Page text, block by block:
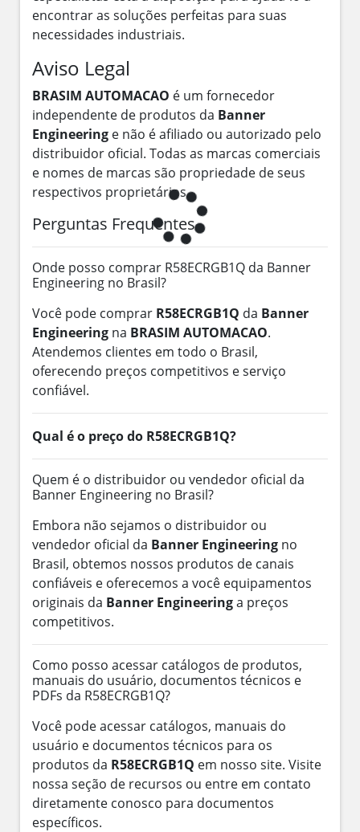
encontrar as soluções perfeitas para suas
necessidades industriais.
Aviso Legal
BRASIM AUTOMACAO é um fornecedor
independente de produtos da Banner
Engineering e não é afiliado ou autorizado pelo
distribuidor oficial. Todas as marcas comerciais
e nomes de marcas são propriedade de seus
respectivos proprietários.
Perguntas Frequentes
Onde posso comprar R58ECRGB1Q da Banner
Engineering no Brasil?
Você pode comprar R58ECRGB1Q da Banner
Engineering na BRASIM AUTOMACAO.
Atendemos clientes em todo o Brasil,
oferecendo preços competitivos e serviço
confiável.
Qual é o preço do R58ECRGB1Q?
Quem é o distribuidor ou vendedor oficial da
Banner Engineering no Brasil?
Embora não sejamos o distribuidor ou
vendedor oficial da Banner Engineering no
Brasil, obtemos nossos produtos de canais
confiáveis e oferecemos a você equipamentos
originais da Banner Engineeringa preços
competitivos.
Como posso acessar catálogos de produtos,
manuais do usuário, documentos técnicos e
PDFs da R58ECRGB1Q?
Você pode acessar catálogos, manuais do
usuário e documentos técnicos para os
produtos da R58ECRGB1Q em nosso site. Visite
nossa seção de recursos ou entre em contato
diretamente conosco para documentos
específicos.